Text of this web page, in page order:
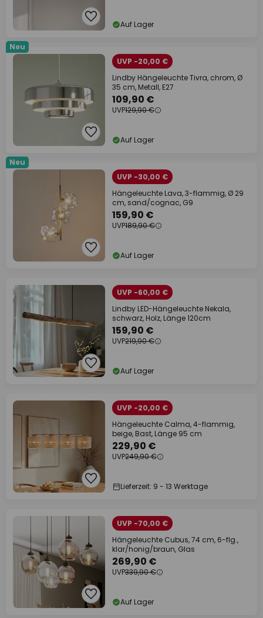
Auf Lager
Neu
UVP -20,00 €
Lindby Hängeleuchte Tivra, chrom, Ø
35 cm, Metall, E27
109,90 €
UVP129,90 €
Auf Lager
Neu
UVP -30,00 €
Hängeleuchte Lava, 3-flammig, Ø 29
cm, sand/cognac, G9
159,90 €
UVP189,90 €
Auf Lager
UVP -60,00 €
Lindby LED-Hängeleuchte Nekala,
schwarz, Holz, Länge 120cm
159,90 €
UVP219,90 €
Auf Lager
UVP -20,00 €
Hängeleuchte Calma, 4-flammig,
beige, Bast, Länge 95 cm
229,90 €
UVP249,90 €
Lieferzeit: 9 - 13 Werktage
UVP -70,00 €
Hängeleuchte Cubus, 74 cm, 6-flg.,
klar/honig/braun, Glas
269,90 €
UVP339,90 €
Auf Lager